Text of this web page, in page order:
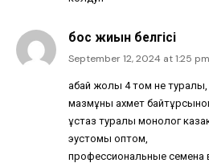
бос жиын белгісі
September 12, 2024 at 1:25 pm
абай жолы 4 том не туралы,
мазмұны ахмет
ұстаз туралы монолог
эустомы оптом,
профессиональные семена